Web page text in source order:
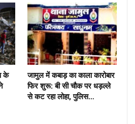
के
जामुल में कबाड़ का काला कारोबार
फिर शुरू: बी सी चौक पर धड़ल्ले
से कट रहा लोहा, पुलिस…